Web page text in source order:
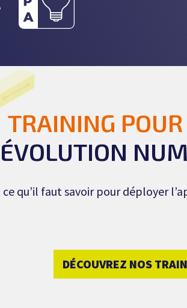
TRAINING POUR
ÉVOLUTION
qu’il faut savoir pour déployer
DÉCOUVREZ NOS